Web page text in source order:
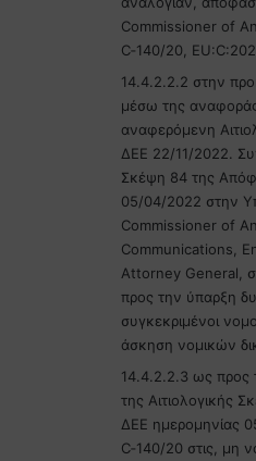
Commissioner of
C‑140/20,
14.4.2.2.2 στην
μέσω της
αναφερόμενη
ΔΕΕ 22/11/2022.
Σκέψη 84 της
05/04/2022 στην
Commissioner of
Communications,
Attorney General,
προς την ύπαρξη
συγκεκριμένοι
άσκηση νομικών
14.4.2.2.3 ως
της Αιτιολογικής
ΔΕΕ ημερομηνίας
C‑140/20 στις, μη